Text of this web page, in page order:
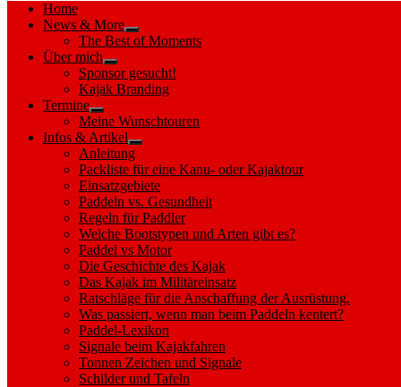
Home
News & More
Show
sub
The Best of Moments
Über mich
Show
sub
menu
Sponsor gesucht!
Kajak Branding
Termine
Show
sub
menu
Meine Wunschtouren
Infos & Artikel
Show
sub
menu
Anleitung
Packliste für eine Kanu- oder Kajaktour
Einsatzgebiete
Paddeln vs. Gesundheit
Regeln für Paddler
Welche Bootstypen und Arten gibt es?
Paddel vs Motor
Die Geschichte des Kajak
Das Kajak im Militäreinsatz
Ratschläge für die Anschaffung der Ausrüstung.
Was passiert, wenn man beim Paddeln kentert?
Paddel-Lexikon
Signale beim Kajakfahren
Tonnen Zeichen und Signale
Schilder und Tafeln